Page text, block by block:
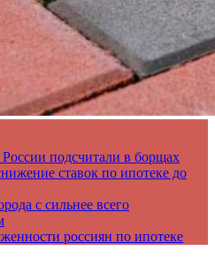
подсчитали в борщах
ставок по ипотеке до
с сильнее всего
россиян по ипотеке